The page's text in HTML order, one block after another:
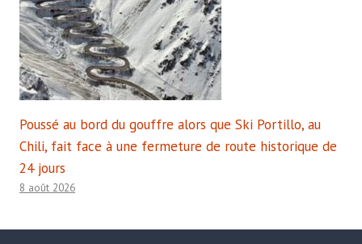
Poussé au bord du gouffre alors que Ski Portillo, au
Chili, fait face à une fermeture de route historique de
24 jours
8 août 2026